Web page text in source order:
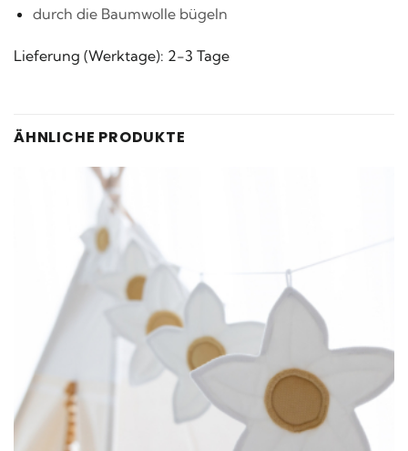
durch die Baumwolle bügeln
Lieferung (Werktage): 2-3 Tage
ÄHNLICHE PRODUKTE